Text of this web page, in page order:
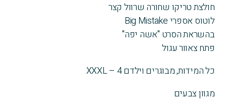
חולצת טריקו שחורה שרוול קצר
לוטוס אספרי Big Mistake
בהשראת הסרט "אשה יפה"
פתח צאוור עגול
כל המידות, מבוגרים וילדם 4 – XXXL
מגוון צבעים